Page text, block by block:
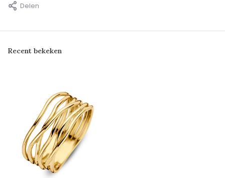
Delen
Recent bekeken